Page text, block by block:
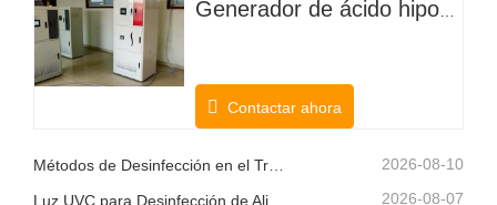
Contactar ahora
Métodos de Desinfección en el Tratamiento del Agua 2026-08-10
2026-08-07